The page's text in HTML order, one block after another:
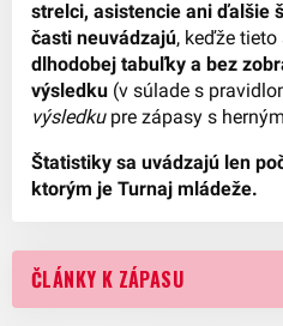
strelci, asistencie ani ďalšie
časti neuvádzajú, keďže
dlhodobej tabuľky a bez
výsledku (v súlade s
výsledkupre zápasy s
Štatistiky sa uvádzajú len
ktorým je Turnaj mládeže.
ČLÁNKY K ZÁPASU